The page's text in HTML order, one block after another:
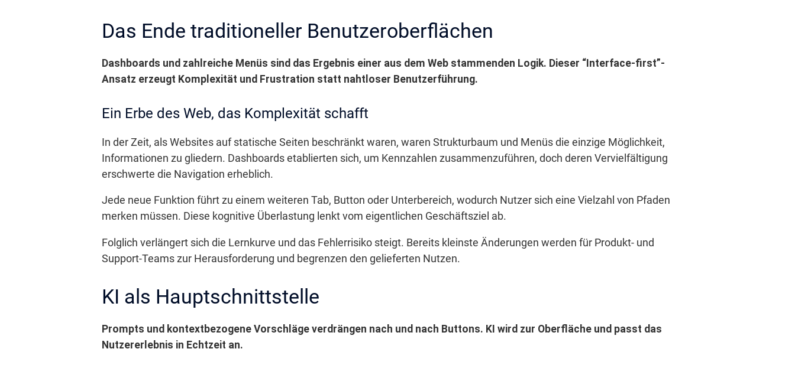
Das Ende traditioneller Benutzeroberflächen
Dashboards und zahlreiche Menüs sind das Ergebnis einer aus dem Web stammenden Logik. Dieser “Interface-first”-
Ansatz erzeugt Komplexität und Frustration statt nahtloser Benutzerführung.
Ein Erbe des Web, das Komplexität schafft
In der Zeit, als Websites auf statische Seiten beschränkt waren, waren Strukturbaum und Menüs die einzige Möglichkeit,
Informationen zu gliedern. Dashboards etablierten sich, um Kennzahlen zusammenzuführen, doch deren Vervielfältigung
erschwerte die Navigation erheblich.
Jede neue Funktion führt zu einem weiteren Tab, Button oder Unterbereich, wodurch Nutzer sich eine Vielzahl von Pfaden
merken müssen. Diese kognitive Überlastung lenkt vom eigentlichen Geschäftsziel ab.
Folglich verlängert sich die Lernkurve und das Fehlerrisiko steigt. Bereits kleinste Änderungen werden für Produkt- und
Support-Teams zur Herausforderung und begrenzen den gelieferten Nutzen.
KI als Hauptschnittstelle
Prompts und kontextbezogene Vorschläge verdrängen nach und nach Buttons. KI wird zur Oberfläche und passt das
Nutzererlebnis in Echtzeit an.